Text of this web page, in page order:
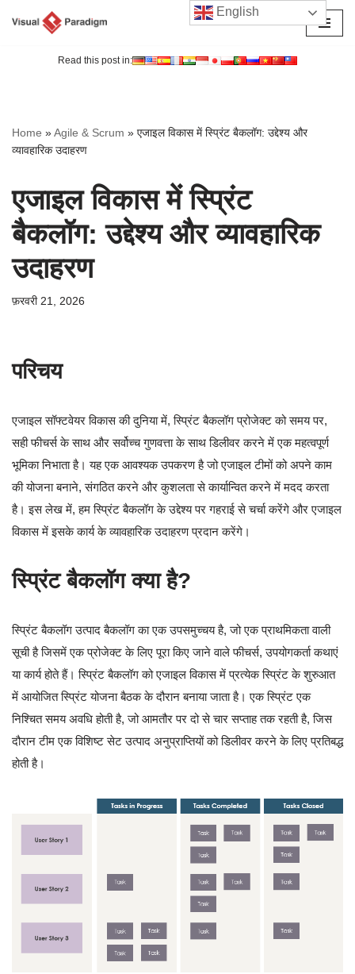
Read this post in:
Home »Agile & Scrum » एजाइल विकास में स्प्रिंट बैकलॉग: उद्देश्य और
व्यावहारिक उदाहरण
एजाइल विकास में स्प्रिंट
बैकलॉग: उद्देश्य और व्यावहारिक
उदाहरण
फ़रवरी 21, 2026
परिचय
एजाइल सॉफ्टवेयर विकास की दुनिया में, स्प्रिंट बैकलॉग प्रोजेक्ट को समय पर,
सही फीचर्स के साथ और सर्वोच्च गुणवत्ता के साथ डिलीवर करने में एक महत्वपूर्ण
भूमिका निभाता है। यह एक आवश्यक उपकरण है जो एजाइल टीमों को अपने काम
की योजना बनाने, संगठित करने और कुशलता से कार्यान्वित करने में मदद करता
है। इस लेख में, हम स्प्रिंट बैकलॉग के उद्देश्य पर गहराई से चर्चा करेंगे और एजाइल
विकास में इसके कार्य के व्यावहारिक उदाहरण प्रदान करेंगे।
स्प्रिंट बैकलॉग क्या है?
स्प्रिंट बैकलॉग उत्पाद बैकलॉग का एक उपसमुच्चय है, जो एक प्राथमिकता वाली
सूची है जिसमें एक प्रोजेक्ट के लिए पूरा किए जाने वाले फीचर्स, उपयोगकर्ता कथाएं
या कार्य होते हैं। स्प्रिंट बैकलॉग को एजाइल विकास में प्रत्येक स्प्रिंट के शुरुआत
में आयोजित स्प्रिंट योजना बैठक के दौरान बनाया जाता है। एक स्प्रिंट एक
निश्चित समय अवधि होती है, जो आमतौर पर दो से चार सप्ताह तक रहती है, जिस
दौरान टीम एक विशिष्ट सेट उत्पाद अनुप्राप्तियों को डिलीवर करने के लिए प्रतिबद्ध
होती है।
English